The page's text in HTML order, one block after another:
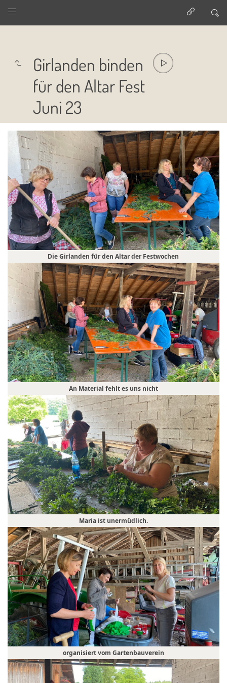
Girlanden binden
für den Altar Fest
Juni 23
Die Girlanden für den Altar der Festwochen
An Material fehlt es uns nicht
Maria ist unermüdlich.
organisiert vom Gartenbauverein